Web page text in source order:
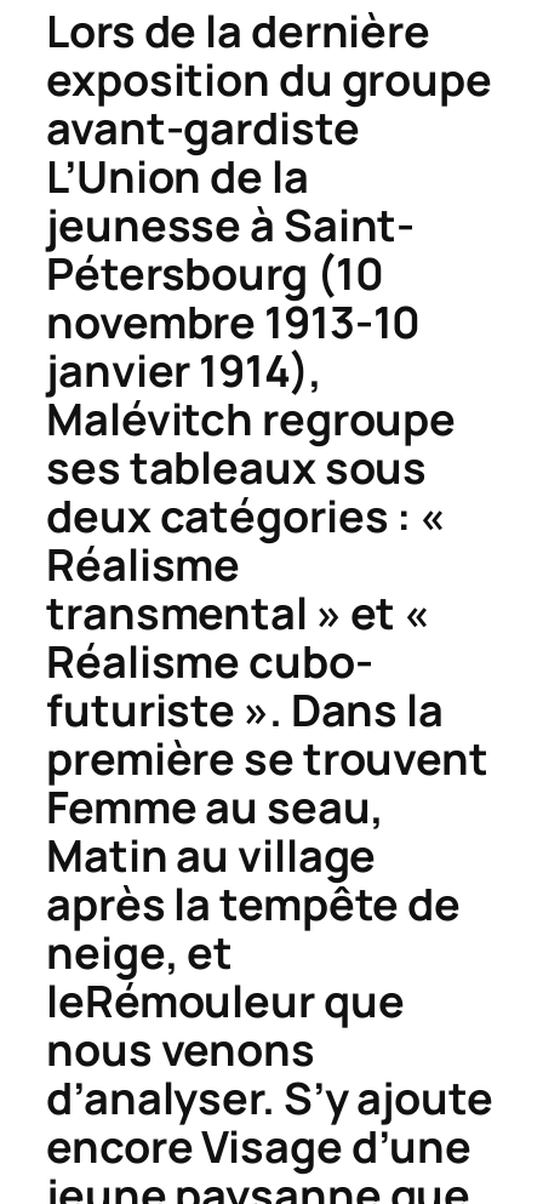
Lors de la dernière
exposition du groupe
avant-gardiste
L’Union de la
jeunesse à Saint-
Pétersbourg (10
novembre 1913-10
janvier 1914),
Malévitch regroupe
ses tableaux sous
deux catégories : «
Réalisme
transmental » et «
Réalisme cubo-
futuriste ». Dans la
première se trouvent
Femme au seau,
Matin au village
après la tempête de
neige, et
leRémouleurque
nous venons
d’analyser. S’y ajoute
encoreVisage d’une